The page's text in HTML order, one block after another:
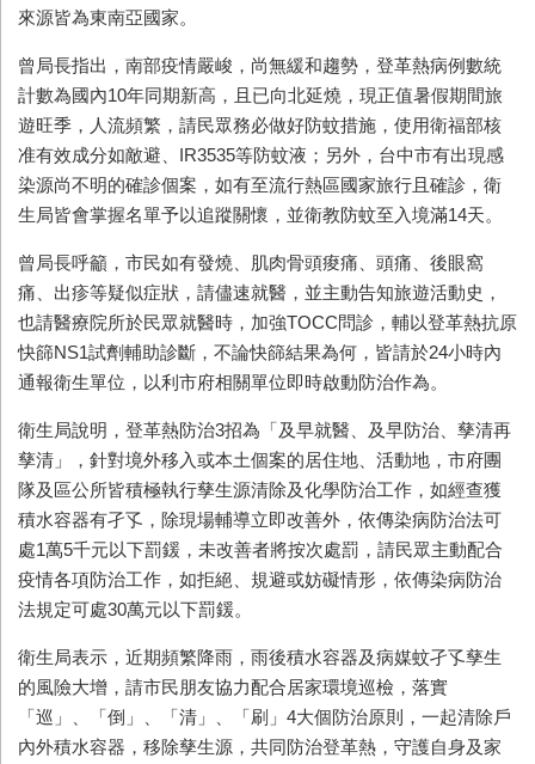
來源皆為東南亞國家。
曾局長指出，南部疫情嚴峻，尚無緩和趨勢，登革熱病例數統
計數為國內10年同期新高，且已向北延燒，現正值暑假期間旅
遊旺季，人流頻繁，請民眾務必做好防蚊措施，使用衛福部核
准有效成分如敵避、 IR3535等防蚊液；另外，台中市有出現感
染源尚不明的確診個案，如有至流行熱區國家旅行且確診，衛
生局皆會掌握名單予以追蹤關懷，並衛教防蚊至入境滿14天。
曾局長呼籲，市民如有發燒、肌肉骨頭痠痛、頭痛、後眼窩
痛、出疹等疑似症狀，請儘速就醫，並主動告知旅遊活動史，
也請醫療院所於民眾就醫時，加強TOCC問診，輔以登革熱抗原
快篩NS1試劑輔助診斷，不論快篩結果為何，皆請於24小時內
通報衛生單位，以利市府相關單位即時啟動防治作為。
衛生局說明，登革熱防治3招為「及早就醫、及早防治、孳清再
孳清」，針對境外移入或本土個案的居住地、活動地，市府團
隊及區公所皆積極執行孳生源清除及化學防治工作，如經查獲
積水容器有孑孓，除現場輔導立即改善外，依傳染病防治法可
處1萬5千元以下罰鍰，未改善者將按次處罰，請民眾主動配合
疫情各項防治工作，如拒絕、規避或妨礙情形，依傳染病防治
法規定可處30萬元以下罰鍰。
衛生局表示，近期頻繁降雨，雨後積水容器及病媒蚊孑孓孳生
的風險大增，請市民朋友協力配合居家環境巡檢，落實
「巡」、「倒」、「清」、「刷」 4大個防治原則，一起清除戶
內外積水容器，移除孳生源，共同防治登革熱，守護自身及家